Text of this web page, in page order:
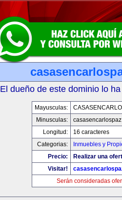
El dueño de este dominio lo
Mayusculas:
Minusculas:
Longitud:
16 caracteres
Categorias:
Inmuebles y
Precio:
Realizar una
Visitar!
Serán consideradas